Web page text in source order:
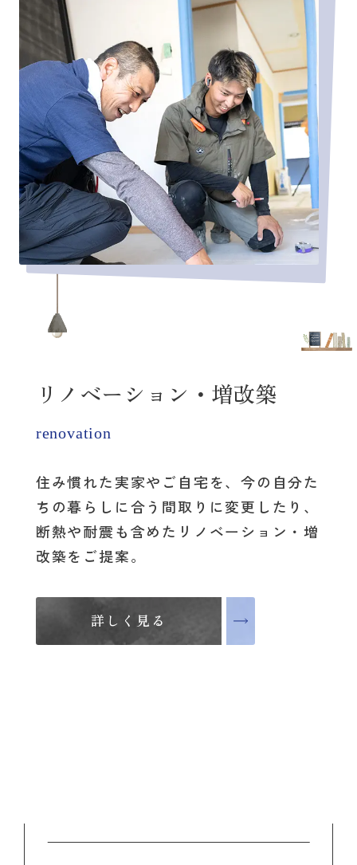
リノベーション・増改築
renovation
住み慣れた実家やご自宅を、今の自分た
ちの暮らしに合う間取りに変更したり、
断熱や耐震も含めたリノベーション・増
改築をご提案。
詳しく見る